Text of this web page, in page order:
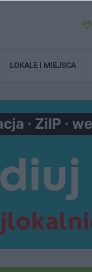
LOKALE I MIEJSCA